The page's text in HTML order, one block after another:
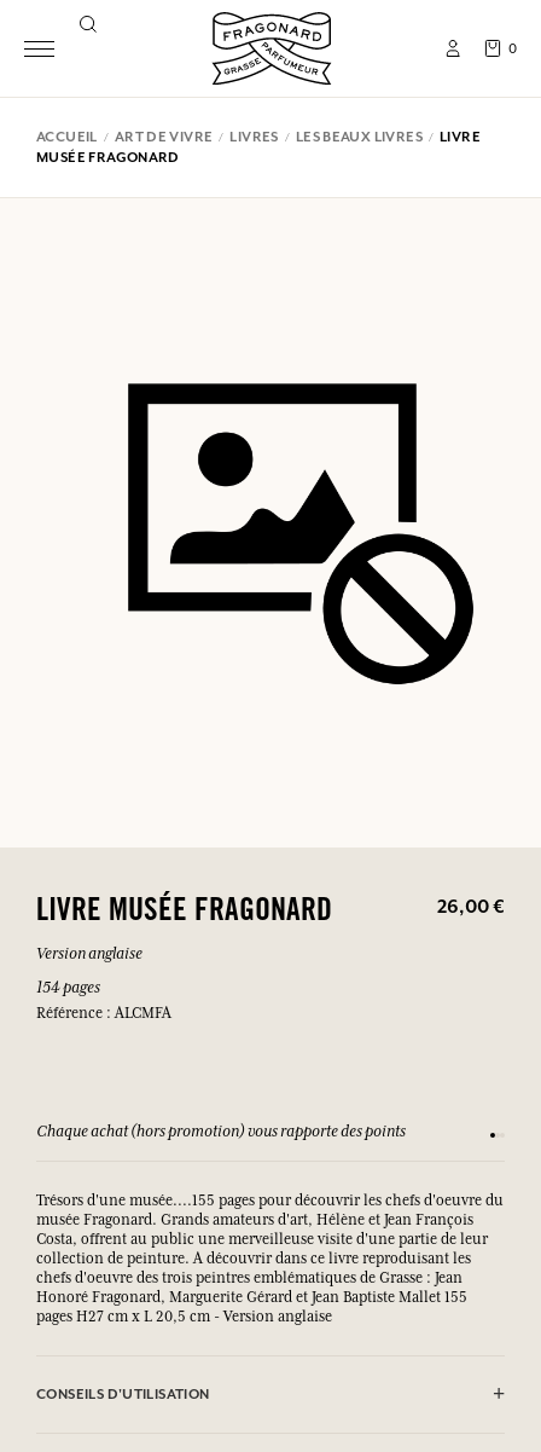
0
ACCUEIL ART DE VIVRE LIVRES LES BEAUX LIVRES
LIVRE
MUSÉE FRAGONARD
LIVRE MUSÉE FRAGONARD 26,00 €
Version anglaise
154 pages
Référence : ALCMFA
Chaque achat (hors promotion) vous rapporte des points
Trésors d'une musée....155 pages pour découvrir les chefs d'oeuvre du
musée Fragonard. Grands amateurs d'art, Hélène et Jean François
Costa, offrent au public une merveilleuse visite d'une partie de leur
collection de peinture. A découvrir dans ce livre reproduisant les
chefs d'oeuvre des trois peintres emblématiques de Grasse : Jean
Honoré Fragonard, Marguerite Gérard et Jean Baptiste Mallet 155
pages H27 cm x L 20,5 cm - Version anglaise
CONSEILS D'UTILISATION